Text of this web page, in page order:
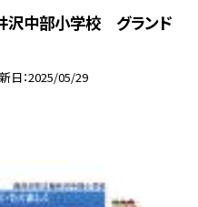
中部小学校 グランド
日 2025/05/29